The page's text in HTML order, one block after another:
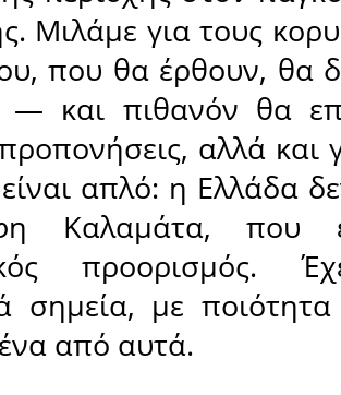
Μιλάμε για τους
που θα έρθουν, θα
— και πιθανόν θα
αλλά και
απλό: η Ελλάδα
Καλαμάτα, που
προορισμός.
σημεία, µε
από αυτά.